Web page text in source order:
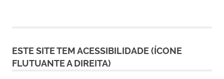
ESTE SITE TEM ACESSIBILIDADE (ÍCONE
FLUTUANTE A DIREITA)